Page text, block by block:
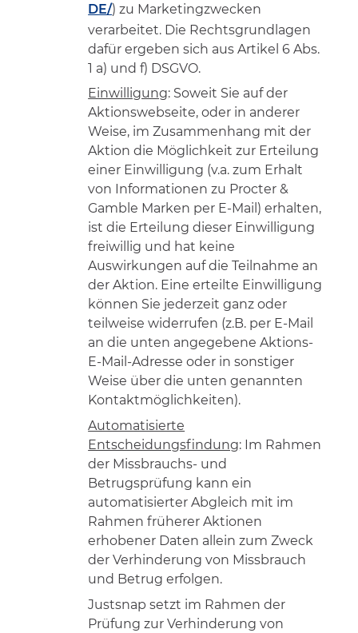
DE/) zu Marketingzwecken
verarbeitet. Die Rechtsgrundlagen
dafür ergeben sich aus Artikel 6 Abs.
1 a) und f) DSGVO.
Einwilligung: Soweit Sie auf der
Aktionswebseite, oder in anderer
Weise, im Zusammenhang mit der
Aktion die Möglichkeit zur Erteilung
einer Einwilligung (v.a. zum Erhalt
von Informationen zu Procter &
Gamble Marken per E-Mail) erhalten,
ist die Erteilung dieser Einwilligung
freiwillig und hat keine
Auswirkungen auf die Teilnahme an
der Aktion. Eine erteilte Einwilligung
können Sie jederzeit ganz oder
teilweise widerrufen (z.B. per E-Mail
an die unten angegebene Aktions-
E-Mail-Adresse oder in sonstiger
Weise über die unten genannten
Kontaktmöglichkeiten).
Automatisierte
Entscheidungsfindung: Im Rahmen
der Missbrauchs- und
Betrugsprüfung kann ein
automatisierter Abgleich mit im
Rahmen früherer Aktionen
erhobener Daten allein zum Zweck
der Verhinderung von Missbrauch
und Betrug erfolgen.
Justsnap setzt im Rahmen der
Prüfung zur Verhinderung von